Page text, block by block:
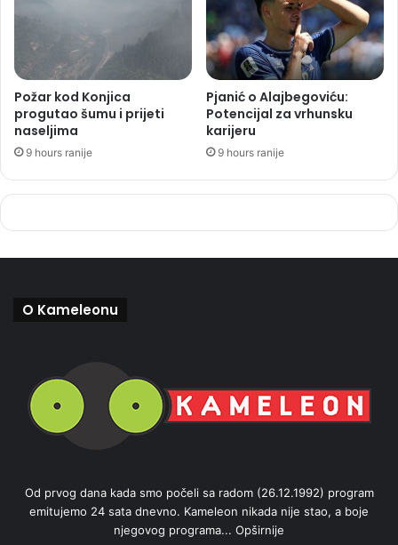
Požar kod Konjica
progutao šumu i prijeti
naseljima
9 hours ranije
Pjanić o Alajbegoviću:
Potencijal za vrhunsku
karijeru
9 hours ranije
O Kameleonu
Od prvog dana kada smo počeli sa radom (26.12.1992) program
emitujemo 24 sata dnevno. Kameleon nikada nije stao, a boje
njegovog programa... Opširnije